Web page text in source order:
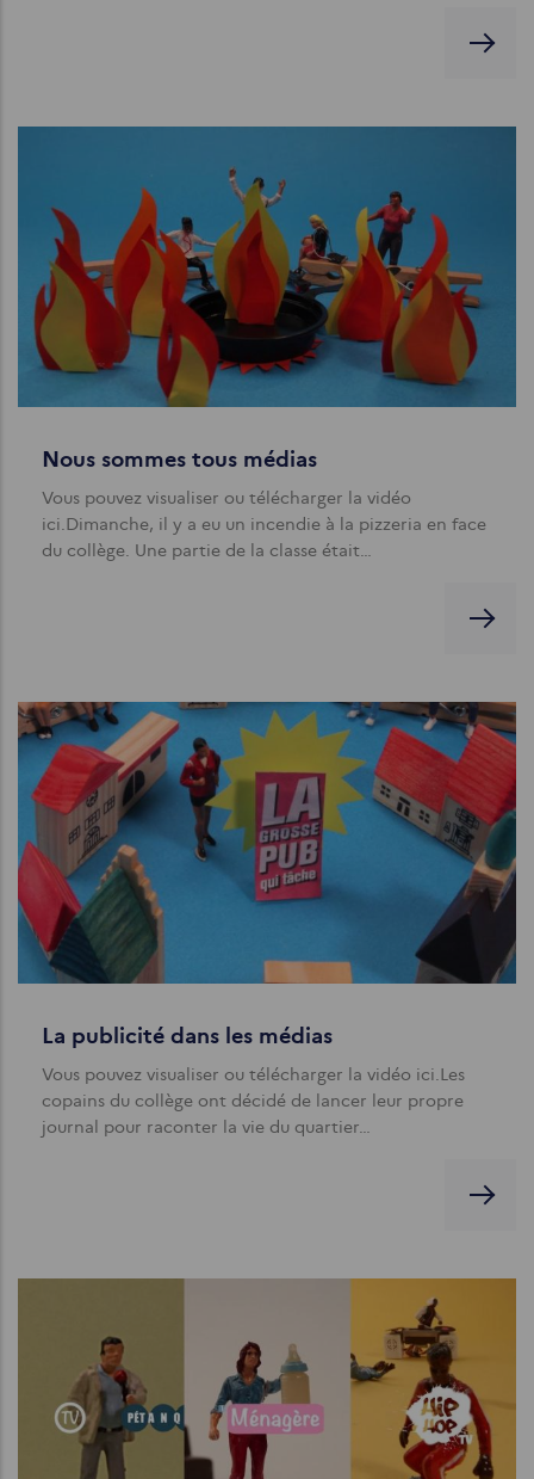
Nous sommes tous médias
Vous pouvez visualiser ou télécharger la vidéo
ici.Dimanche, il y a eu un incendie à la pizzeria en face
du collège. Une partie de la classe était…
La publicité dans les médias
Vous pouvez visualiser ou télécharger la vidéo ici.Les
copains du collège ont décidé de lancer leur propre
journal pour raconter la vie du quartier…